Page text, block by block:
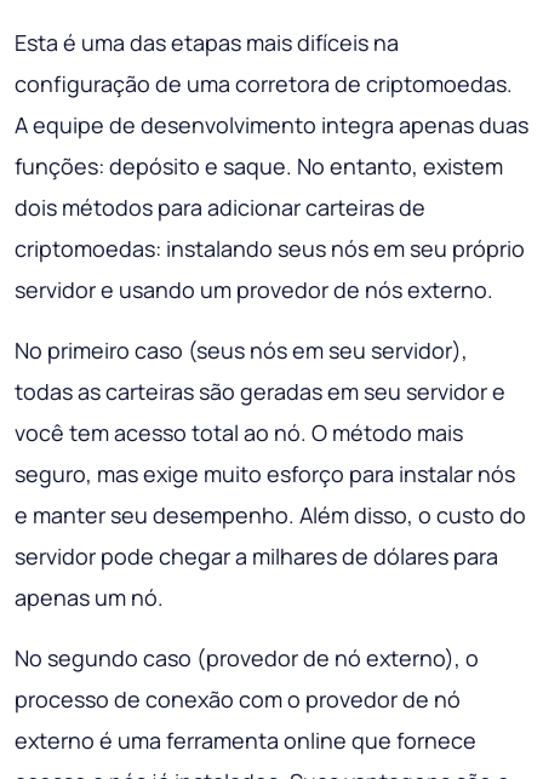
Esta é uma das etapas mais difíceis na
configuração de uma corretora de criptomoedas.
A equipe de desenvolvimento integra apenas duas
funções: depósito e saque. No entanto, existem
dois métodos para adicionar carteiras de
criptomoedas: instalando seus nós em seu próprio
servidor e usando um provedor de nós externo.
No primeiro caso (seus nós em seu servidor),
todas as carteiras são geradas em seu servidor e
você tem acesso total ao nó. O método mais
seguro, mas exige muito esforço para instalar nós
e manter seu desempenho. Além disso, o custo do
servidor pode chegar a milhares de dólares para
apenas um nó.
No segundo caso (provedor de nó externo), o
processo de conexão com o provedor de nó
externo é uma ferramenta online que fornece